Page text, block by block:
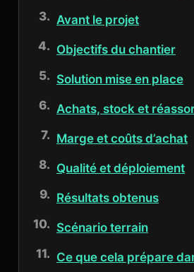
Avant le projet
Objectifs du chantier
Solution mise en place
Achats, stock et
Marge et coûts d’achat
Qualité et déploiement
Résultats obtenus
Scénario terrain
Ce que cela prépare